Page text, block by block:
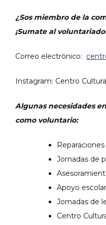
¿Sos miembro de la
¡Sumate al
Correo electrónico:
Instagram: Centro
Algunas necesidades
como voluntario:
Jornadas de
Apoyo
Jornadas de
Centro